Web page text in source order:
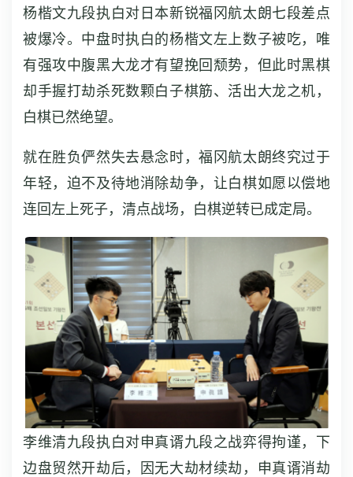
杨楷文九段执白对日本新锐福冈航太朗七段差点
被爆冷。中盘时执白的杨楷文左上数子被吃，唯
有强攻中腹黑大龙才有望挽回颓势，但此时黑棋
却手握打劫杀死数颗白子棋筋、活出大龙之机，
白棋已然绝望。
就在胜负俨然失去悬念时，福冈航太朗终究过于
年轻，迫不及待地消除劫争，让白棋如愿以偿地
连回左上死子，清点战场，白棋逆转已成定局。
李维清九段执白对申真谞九段之战弈得拘谨，下
边盘贸然开劫后，因无大劫材续劫，申真谞消劫